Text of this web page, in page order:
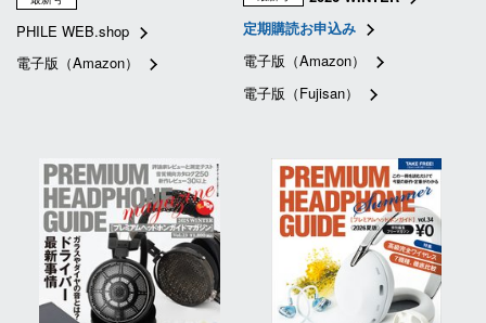
PHILE WEB.shop
電子版（Amazon）
定期購読お申込み
電子版（Amazon）
電子版（Fujisan）